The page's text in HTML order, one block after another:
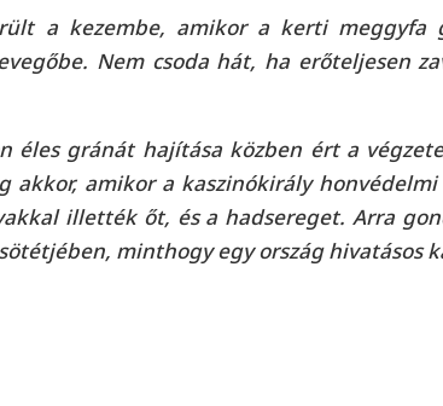
a kezembe, amikor a kerti meggyfa
Nem csoda hát, ha erőteljesen
gránát hajítása közben ért a
amikor a kaszinókirály
illették őt, és a hadsereget. Arra
minthogy egy ország hivatásos